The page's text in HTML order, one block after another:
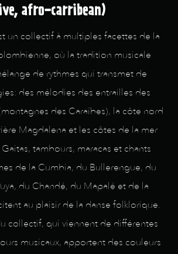
afro-carribean)
un collectif à multiples facettes de la
où la tradition musicale
de rythmes qui transmet de
des mélodies des entrailles des
des Caraïbes), la côte nord
Magdalena et les côtes de la mer
tambours, maracas et chants
de la Cumbia, du Bullerengue, du
du Chandé, du Mapalé et de la
au plaisir de la danse folklorique.
collectif, qui viennent de différentes
musicaux, apportent des couleurs